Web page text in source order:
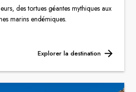
des tortues géantes mythiques aux
marins endémiques.
Explorer la destination